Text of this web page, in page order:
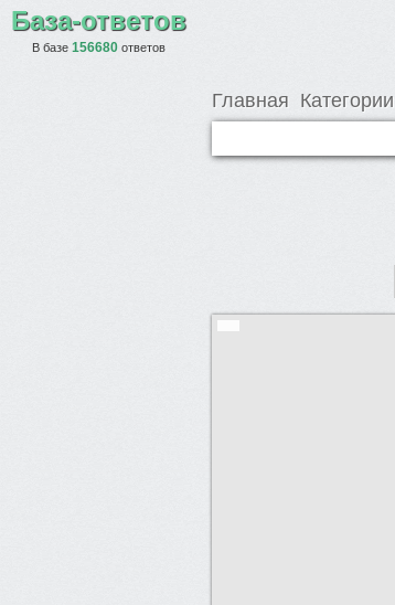
База-ответов
В базе 156680 ответов
Главная Категории